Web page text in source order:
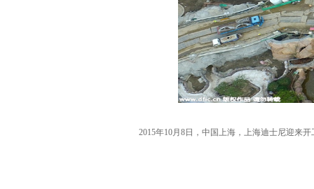
2015年10月8日，中国上海，上海迪士尼迎来